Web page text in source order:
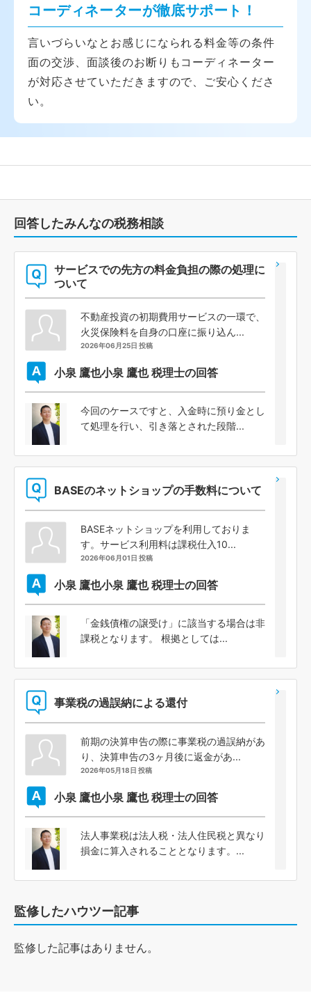
コーディネーターが徹底サポート！
言いづらいなとお感じになられる料金等の条件
面の交渉、面談後のお断りもコーディネーター
が対応させていただきますので、ご安心くださ
い。
回答したみんなの税務相談
サービスでの先方の料金負担の際の処理に
ついて
不動産投資の初期費用サービスの一環で、
火災保険料を自身の口座に振り込ん...
2026年06月25日 投稿
小泉 鷹也小泉 鷹也 税理士の回答
今回のケースですと、入金時に預り金とし
て処理を行い、引き落とされた段階...
BASEのネットショップの手数料について
BASEネットショップを利用しておりま
す。サービス利用料は課税仕入10...
2026年06月01日 投稿
小泉 鷹也小泉 鷹也 税理士の回答
「金銭債権の譲受け」に該当する場合は非
課税となります。 根拠としては...
事業税の過誤納による還付
前期の決算申告の際に事業税の過誤納があ
り、決算申告の3ヶ月後に返金があ...
2026年05月18日 投稿
小泉 鷹也小泉 鷹也 税理士の回答
法人事業税は法人税・法人住民税と異なり
損金に算入されることとなります。...
監修したハウツー記事
監修した記事はありません。